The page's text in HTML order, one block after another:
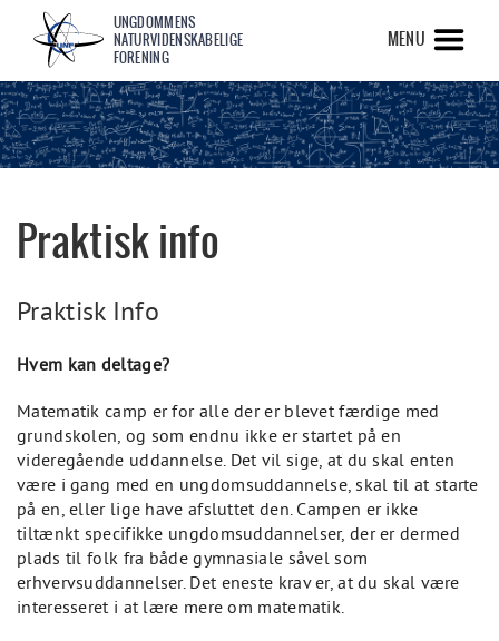
UNGDOMMENS
NATURVIDENSKABELIGE
FORENING
MENU
Praktisk info
Praktisk Info
Hvem kan deltage?
Matematik camp er for alle der er blevet færdige med
grundskolen, og som endnu ikke er startet på en
videregående uddannelse. Det vil sige, at du skal enten
være i gang med en ungdomsuddannelse, skal til at starte
på en, eller lige have afsluttet den. Campen er ikke
tiltænkt specifikke ungdomsuddannelser, der er dermed
plads til folk fra både gymnasiale såvel som
erhvervsuddannelser. Det eneste krav er, at du skal være
interesseret i at lære mere om matematik.